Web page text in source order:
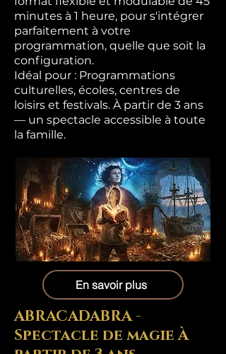
minutes à 1 heure, pour s'intégrer
parfaitement à votre
programmation, quelle que soit la
configuration.
Idéal pour : Programmations
culturelles, écoles, centres de
loisirs et festivals. À partir de 3 ans
— un spectacle accessible à toute
la famille.
En savoir plus
ABRACADABRA -
Spectacle de magie À